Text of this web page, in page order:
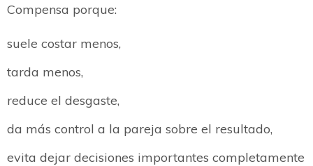
Compensa porque:
suele costar menos,
tarda menos,
reduce el desgaste,
da más control a la pareja sobre el resultado,
evita dejar decisiones importantes completamente